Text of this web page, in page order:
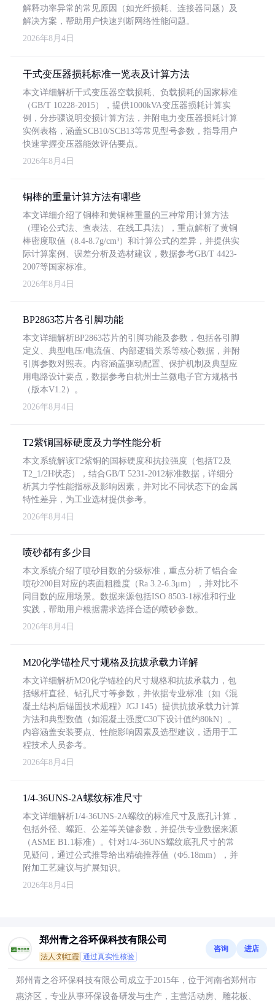
解释功率异常的常见原因（如光纤损耗、连接器问题）及
解决方案，帮助用户快速判断网络性能问题。
2026年8月4日
干式变压器损耗标准一览表及计算方法
本文详细解析干式变压器空载损耗、负载损耗的国家标准
（GB/T 10228-2015），提供1000kVA变压器损耗计算实
例，分步骤说明变损计算方法，并附电力变压器损耗计算
实例表格，涵盖SCB10/SCB13等常见型号参数，指导用户
快速掌握变压器能效评估要点。
2026年8月4日
铜棒的重量计算方法有哪些
本文详细介绍了铜棒和黄铜棒重量的三种常用计算方法
（理论公式法、查表法、在线工具法），重点解析了黄铜
棒密度取值（8.4-8.7g/cm³）和计算公式的差异，并提供实
际计算案例、误差分析及选材建议，数据参考GB/T 4423-
2007等国家标准。
2026年8月4日
BP2863芯片各引脚功能
本文详细解析BP2863芯片的引脚功能及参数，包括各引脚
定义、典型电压/电流值、内部逻辑关系等核心数据，并附
引脚参数对照表。内容涵盖驱动配置、保护机制及典型应
用电路设计要点，数据参考自杭州士兰微电子官方规格书
（版本V1.2）。
2026年8月4日
T2紫铜国标硬度及力学性能分析
本文系统解读T2紫铜的国标硬度和抗拉强度（包括T2及
T2_1/2H状态），结合GB/T 5231-2012标准数据，详细分
析其力学性能指标及影响因素，并对比不同状态下的金属
特性差异，为工业选材提供参考。
2026年8月4日
喷砂都有多少目
本文系统介绍了喷砂目数的分级标准，重点分析了铝合金
喷砂200目对应的表面粗糙度（Ra 3.2-6.3μm），并对比不
同目数的应用场景。数据来源包括ISO 8503-1标准和行业
实践，帮助用户根据需求选择合适的喷砂参数。
2026年8月4日
M20化学锚栓尺寸规格及抗拔承载力详解
本文详细解析M20化学锚栓的尺寸规格和抗拔承载力，包
括螺杆直径、钻孔尺寸等参数，并依据专业标准（如《混
凝土结构后锚固技术规程》JGJ 145）提供抗拔承载力计算
方法和典型数值（如混凝土强度C30下设计值约80kN）。
内容涵盖安装要点、性能影响因素及选型建议，适用于工
程技术人员参考。
2026年8月4日
1/4-36UNS-2A螺纹标准尺寸
本文详细解析1/4-36UNS-2A螺纹的标准尺寸及底孔计算，
包括外径、螺距、公差等关键参数，并提供专业数据来源
（ASME B1.1标准）。针对1/4-36UNS螺纹底孔尺寸的常
见疑问，通过公式推导给出精确推荐值（Φ5.18mm），并
附加工艺建议与扩展知识。
2026年8月4日
郑州青之谷环保科技有限公司
法人:刘红霞 通过真实性核验
咨询 进店
郑州青之谷环保科技有限公司成立于2015年，位于河南省郑州市
惠济区，专业从事环保设备研发与生产，主营活动房、雕花板、